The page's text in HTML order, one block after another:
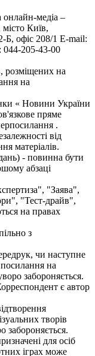
онлайн-медіа –
Київ,
офіс 208/1 E-mail:
044-205-43-00
розміщених на
на
« Новини України
пряме
.
від
матеріалів.
- повинна бути
абзаці
"Заява",
"Тест-драйв",
на правах
з
чи наступне
на
забороняється.
є автор
творів
забороняється.
для осіб
іграх може